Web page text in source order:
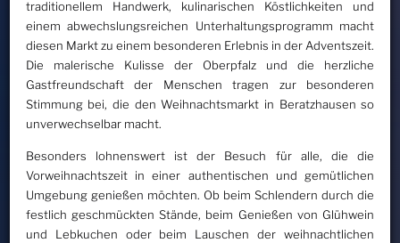
traditionellem Handwerk, kulinarischen Köstlichkeiten und
einem abwechslungsreichen Unterhaltungsprogramm macht
diesen Markt zu einem besonderen Erlebnis in der Adventszeit.
Die malerische Kulisse der Oberpfalz und die herzliche
Gastfreundschaft der Menschen tragen zur besonderen
Stimmung bei, die den Weihnachtsmarkt in Beratzhausen so
unverwechselbar macht.
Besonders lohnenswert ist der Besuch für alle, die die
Vorweihnachtszeit in einer authentischen und gemütlichen
Umgebung genießen möchten. Ob beim Schlendern durch die
festlich geschmückten Stände, beim Genießen von Glühwein
und Lebkuchen oder beim Lauschen der weihnachtlichen